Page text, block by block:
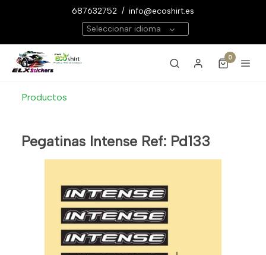
687632752 / info@ecoshirt.es
Seleccionar idioma
0
Productos
Pegatinas Intense Ref: Pd133